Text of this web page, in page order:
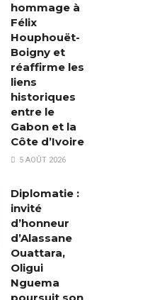
hommage à
Félix
Houphouët-
Boigny et
réaffirme les
liens
historiques
entre le
Gabon et la
Côte d’Ivoire
5 AOÛT 2026
Diplomatie :
invité
d’honneur
d’Alassane
Ouattara,
Oligui
Nguema